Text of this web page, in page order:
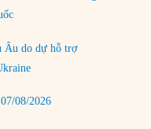
ở Biển Đông
nhỏ sẽ luôn
Âu do dự hỗ trợ
08/2026